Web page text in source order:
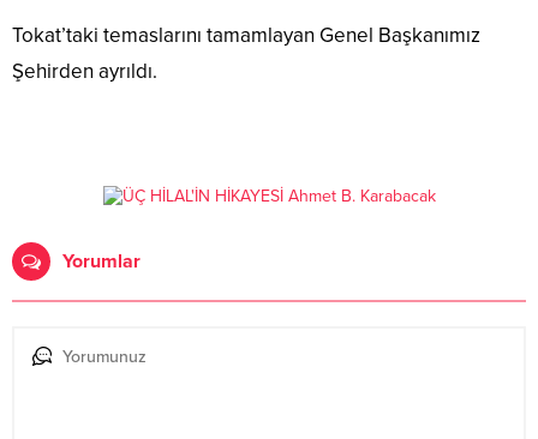
Tokat’taki temaslarını tamamlayan Genel Başkanımız
Şehirden ayrıldı.
Yorumlar